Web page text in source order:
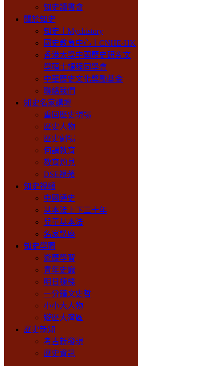
知史讀書會
關於知史
知史丨Mychistory
國史教育中心丨CNHE·HK
香港大學中國歷史研究文
學碩士課程同學會
中華歷史文化獎勵基金
聯絡我們
知史名家講壇
重回歷史現場
歷史人物
歷史劇場
何謂教育
教育灼見
DSE視頻
知史視頻
中國通史
基本法上下三十年
兒童基本法
名家講座
知史學園
遊歷學習
青年史識
明日棟樑
一分鐘文史哲
小小大人物
遊歷大灣區
歷史新知
考古新發現
歷史資訊